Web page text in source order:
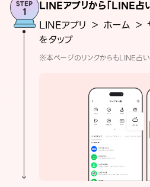
LINEアプリから「LINE占
LINEアプリ ＞ ホーム ＞
をタップ
※本ページのリンクからもLINE占